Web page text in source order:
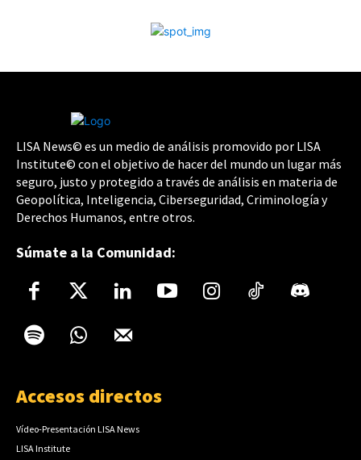
LISA News© es un medio de análisis promovido por LISA
Institute© con el objetivo de hacer del mundo un lugar más
seguro, justo y protegido a través de análisis en materia de
Geopolítica, Inteligencia, Ciberseguridad, Criminología y
Derechos Humanos, entre otros.
Súmate a la Comunidad:
Accesos directos
Vídeo-Presentación LISA News
LISA Institute